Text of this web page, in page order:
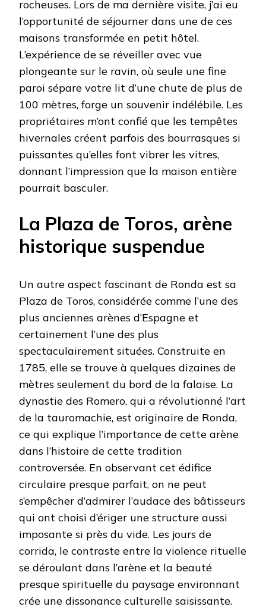
rocheuses. Lors de ma dernière visite, j’ai eu
l’opportunité de séjourner dans une de ces
maisons transformée en petit hôtel.
L’expérience de se réveiller avec vue
plongeante sur le ravin, où seule une fine
paroi sépare votre lit d’une chute de plus de
100 mètres, forge un souvenir indélébile. Les
propriétaires m’ont confié que les tempêtes
hivernales créent parfois des bourrasques si
puissantes qu’elles font vibrer les vitres,
donnant l’impression que la maison entière
pourrait basculer.
La Plaza de Toros, arène
historique suspendue
Un autre aspect fascinant de Ronda est sa
Plaza de Toros, considérée comme l’une des
plus anciennes arènes d’Espagne et
certainement l’une des plus
spectaculairement situées. Construite en
1785, elle se trouve à quelques dizaines de
mètres seulement du bord de la falaise. La
dynastie des Romero, qui a révolutionné l’art
de la tauromachie, est originaire de Ronda,
ce qui explique l’importance de cette arène
dans l’histoire de cette tradition
controversée. En observant cet édifice
circulaire presque parfait, on ne peut
s’empêcher d’admirer l’audace des bâtisseurs
qui ont choisi d’ériger une structure aussi
imposante si près du vide. Les jours de
corrida, le contraste entre la violence rituelle
se déroulant dans l’arène et la beauté
presque spirituelle du paysage environnant
crée une dissonance culturelle saisissante.